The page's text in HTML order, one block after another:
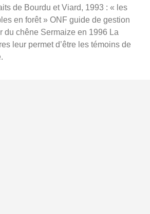
de Bourdu et Viard, 1993 : « les
en forêt » ONF guide de gestion
du chêne Sermaize en 1996 La
leur permet d’être les témoins de